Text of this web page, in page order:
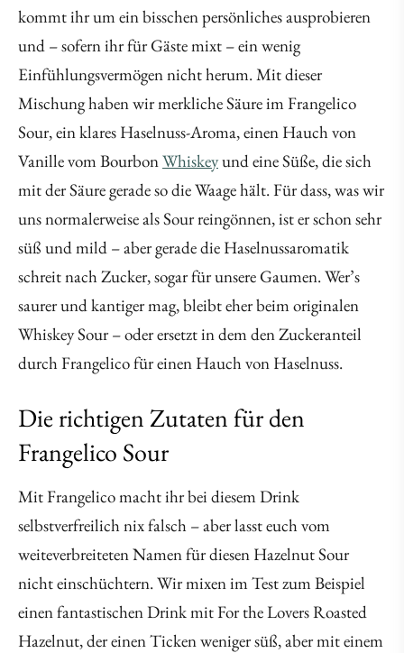
kommt ihr um ein bisschen persönliches ausprobieren
und – sofern ihr für Gäste mixt – ein wenig
Einfühlungsvermögen nicht herum. Mit dieser
Mischung haben wir merkliche Säure im Frangelico
Sour, ein klares Haselnuss-Aroma, einen Hauch von
Vanille vom BourbonWhiskeyund eine Süße, die sich
mit der Säure gerade so die Waage hält. Für dass, was wir
uns normalerweise als Sour reingönnen, ist er schon sehr
süß und mild – aber gerade die Haselnussaromatik
schreit nach Zucker, sogar für unsere Gaumen. Wer’s
saurer und kantiger mag, bleibt eher beim originalen
Whiskey Sour – oder ersetzt in dem den Zuckeranteil
durch Frangelico für einen Hauch von Haselnuss.
Die richtigen Zutaten für den
Frangelico Sour
Mit Frangelico macht ihr bei diesem Drink
selbstverfreilich nix falsch – aber lasst euch vom
weiteverbreiteten Namen für diesen Hazelnut Sour
nicht einschüchtern. Wir mixen im Test zum Beispiel
einen fantastischen Drink mit For the Lovers Roasted
Hazelnut, der einen Ticken weniger süß, aber mit einem